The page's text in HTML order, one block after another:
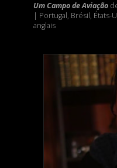
Um Campo de Aviação
| Portugal, Brésil, États-
anglais